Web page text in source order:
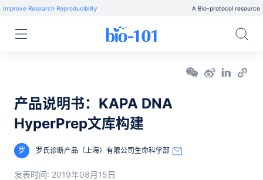
Improve Research Reproducibility A Bio-protocol resource
产品说明书：KAPA DNA
HyperPrep文库构建
罗 罗氏诊断产品（上海）有限公司生命科学部
发表时间: 2019年08月15日